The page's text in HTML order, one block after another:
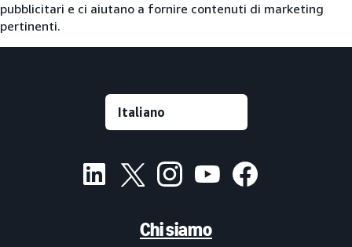
pubblicitari e ci aiutano a fornire contenuti di marketing
pertinenti.
Chi siamo